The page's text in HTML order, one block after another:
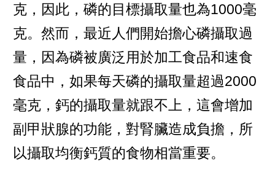
克，因此，磷的目標攝取量也為1000毫
克。然而，最近人們開始擔心磷攝取過
量，因為磷被廣泛用於加工食品和速食
食品中，如果每天磷的攝取量超過2000
毫克，鈣的攝取量就跟不上，這會增加
副甲狀腺的功能，對腎臟造成負擔，所
以攝取均衡鈣質的食物相當重要。